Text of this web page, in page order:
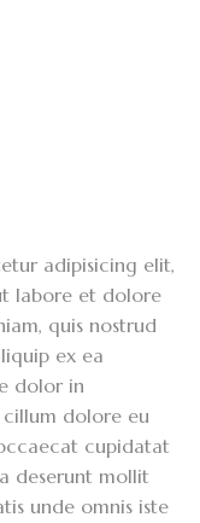
adipisicing elit,
labore et dolore
quis nostrud
ex ea
dolor in
dolore eu
cupidatat
deserunt mollit
unde omnis iste